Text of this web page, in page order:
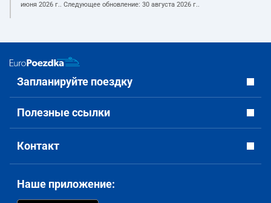
июня 2026 г.. Следующее обновление: 30 августа 2026 г..
Запланируйте поездку
Полезные ссылки
Контакт
Наше приложение: